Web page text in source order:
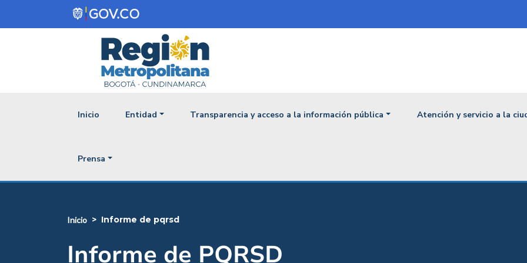
Pasar al contenido principal
Navegación principal
Inicio Entidad Transparencia y acceso a la información pública Atención y servicio a la
Prensa
inicio informe de pqrsd
Informe de PQRSD